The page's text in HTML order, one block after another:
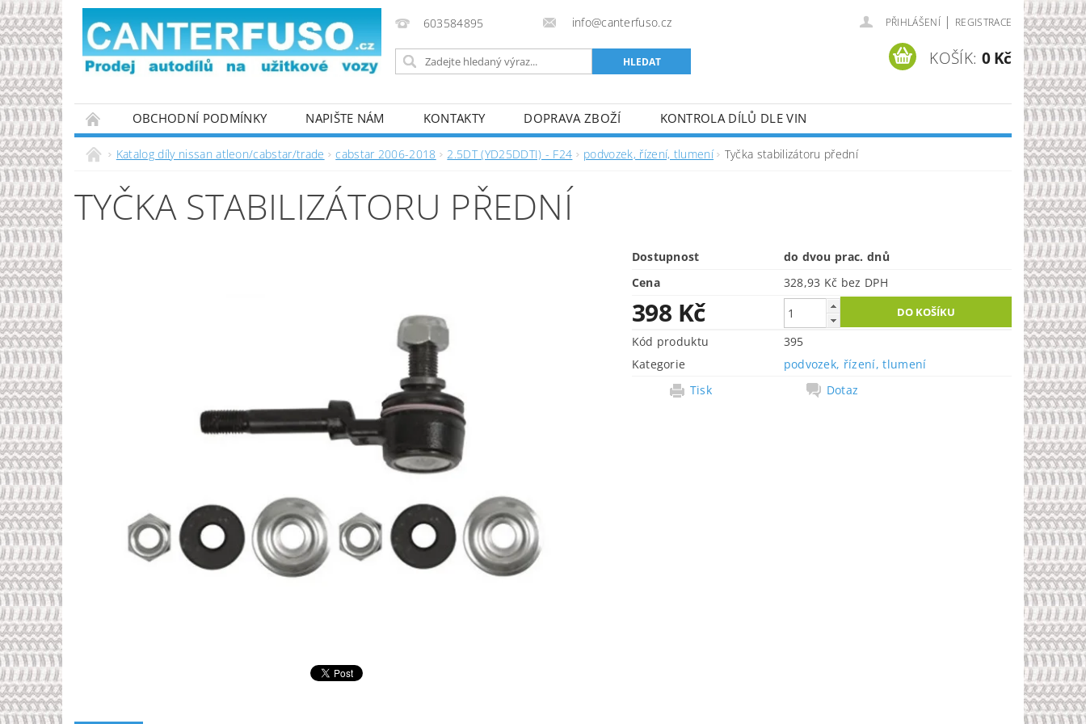
603584895 info@canterfuso.cz PŘIHLÁŠENÍ | REGISTRACE
KOŠÍK: 0 Kč
OBCHODNÍ PODMÍNKY NAPIŠTE NÁM KONTAKTY DOPRAVA ZBOŽÍ
KONTROLA DÍLŮ DLE VIN
PODMÍNKY OCHRANY OSOBNÍCH ÚDAJŮ
Katalog díly nissan atleon/cabstar/trade cabstar 2006-2018 2.5DT (YD25DDTI) - F24 podvozek, řízení, tlumení Tyčka stabilizátoru přední
TYČKA STABILIZÁTORU PŘEDNÍ
Dostupnost
do dvou prac. dnů
Cena
328,93 Kč bez DPH
398 Kč
Kód produktu
395
Kategorie
podvozek, řízení, tlumení
Tisk
Dotaz